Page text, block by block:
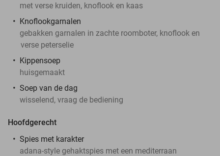
met verse kruiden, knoflook en kaas
Knoflookgarnalen
gebakken garnalen in zachte roomboter, knoflook en
verse peterselie
Kippensoep
huisgemaakt
Soep van de dag
wisselend, vraag de bediening
Hoofdgerecht
Spies met karakter
adana-style gehaktspies met een mediterraan